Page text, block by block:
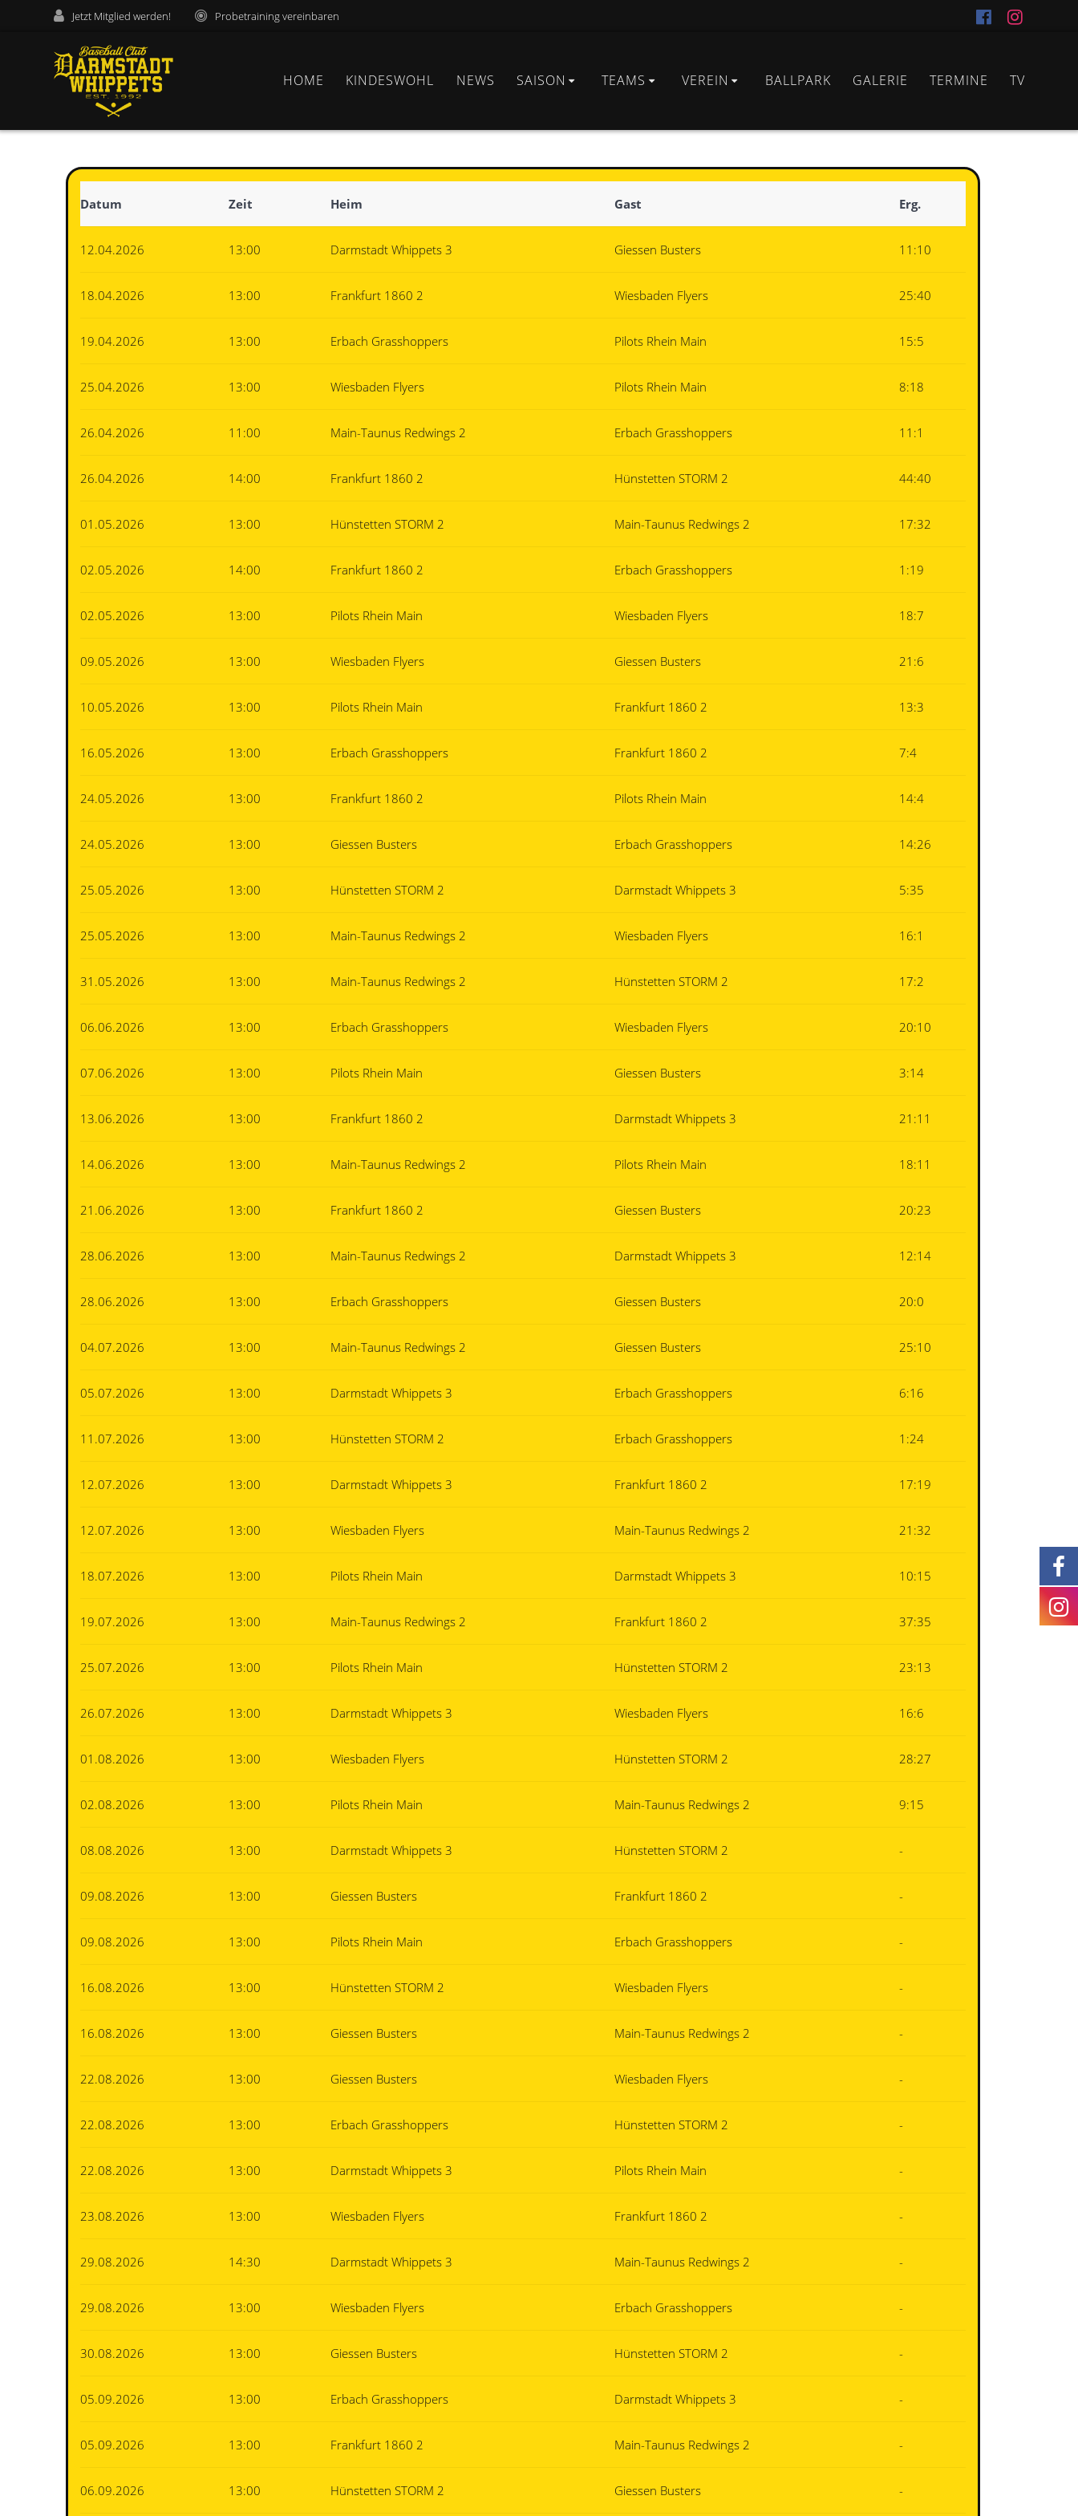
Jetzt Mitglied werden! Probetraining vereinbaren
HOME KINDESWOHL NEWS SAISON TEAMS VEREIN BALLPARK GALERIE TERMINE TV
Datum Zeit Heim Gast Erg.
12.04.2026 13:00 Darmstadt Whippets 3 Giessen Busters 11:10
18.04.2026 13:00 Frankfurt 1860 2 Wiesbaden Flyers 25:40
19.04.2026 13:00 Erbach Grasshoppers Pilots Rhein Main 15:5
25.04.2026 13:00 Wiesbaden Flyers Pilots Rhein Main 8:18
26.04.2026 11:00 Main-Taunus Redwings 2 Erbach Grasshoppers 11:1
26.04.2026 14:00 Frankfurt 1860 2 Hünstetten STORM 2 44:40
01.05.2026 13:00 Hünstetten STORM 2 Main-Taunus Redwings 2 17:32
02.05.2026 14:00 Frankfurt 1860 2 Erbach Grasshoppers 1:19
02.05.2026 13:00 Pilots Rhein Main Wiesbaden Flyers 18:7
09.05.2026 13:00 Wiesbaden Flyers Giessen Busters 21:6
10.05.2026 13:00 Pilots Rhein Main Frankfurt 1860 2 13:3
16.05.2026 13:00 Erbach Grasshoppers Frankfurt 1860 2 7:4
24.05.2026 13:00 Frankfurt 1860 2 Pilots Rhein Main 14:4
24.05.2026 13:00 Giessen Busters Erbach Grasshoppers 14:26
25.05.2026 13:00 Hünstetten STORM 2 Darmstadt Whippets 3 5:35
25.05.2026 13:00 Main-Taunus Redwings 2 Wiesbaden Flyers 16:1
31.05.2026 13:00 Main-Taunus Redwings 2 Hünstetten STORM 2 17:2
06.06.2026 13:00 Erbach Grasshoppers Wiesbaden Flyers 20:10
07.06.2026 13:00 Pilots Rhein Main Giessen Busters 3:14
13.06.2026 13:00 Frankfurt 1860 2 Darmstadt Whippets 3 21:11
14.06.2026 13:00 Main-Taunus Redwings 2 Pilots Rhein Main 18:11
21.06.2026 13:00 Frankfurt 1860 2 Giessen Busters 20:23
28.06.2026 13:00 Main-Taunus Redwings 2 Darmstadt Whippets 3 12:14
28.06.2026 13:00 Erbach Grasshoppers Giessen Busters 20:0
04.07.2026 13:00 Main-Taunus Redwings 2 Giessen Busters 25:10
05.07.2026 13:00 Darmstadt Whippets 3 Erbach Grasshoppers 6:16
11.07.2026 13:00 Hünstetten STORM 2 Erbach Grasshoppers 1:24
12.07.2026 13:00 Darmstadt Whippets 3 Frankfurt 1860 2 17:19
12.07.2026 13:00 Wiesbaden Flyers Main-Taunus Redwings 2 21:32
18.07.2026 13:00 Pilots Rhein Main Darmstadt Whippets 3 10:15
19.07.2026 13:00 Main-Taunus Redwings 2 Frankfurt 1860 2 37:35
25.07.2026 13:00 Pilots Rhein Main Hünstetten STORM 2 23:13
26.07.2026 13:00 Darmstadt Whippets 3 Wiesbaden Flyers 16:6
01.08.2026 13:00 Wiesbaden Flyers Hünstetten STORM 2 28:27
02.08.2026 13:00 Pilots Rhein Main Main-Taunus Redwings 2 9:15
08.08.2026 13:00 Darmstadt Whippets 3 Hünstetten STORM 2 -
09.08.2026 13:00 Giessen Busters Frankfurt 1860 2 -
09.08.2026 13:00 Pilots Rhein Main Erbach Grasshoppers -
16.08.2026 13:00 Hünstetten STORM 2 Wiesbaden Flyers -
16.08.2026 13:00 Giessen Busters Main-Taunus Redwings 2 -
22.08.2026 13:00 Giessen Busters Wiesbaden Flyers -
22.08.2026 13:00 Erbach Grasshoppers Hünstetten STORM 2 -
22.08.2026 13:00 Darmstadt Whippets 3 Pilots Rhein Main -
23.08.2026 13:00 Wiesbaden Flyers Frankfurt 1860 2 -
29.08.2026 14:30 Darmstadt Whippets 3 Main-Taunus Redwings 2 -
29.08.2026 13:00 Wiesbaden Flyers Erbach Grasshoppers -
30.08.2026 13:00 Giessen Busters Hünstetten STORM 2 -
05.09.2026 13:00 Erbach Grasshoppers Darmstadt Whippets 3 -
05.09.2026 13:00 Frankfurt 1860 2 Main-Taunus Redwings 2 -
06.09.2026 13:00 Hünstetten STORM 2 Giessen Busters -